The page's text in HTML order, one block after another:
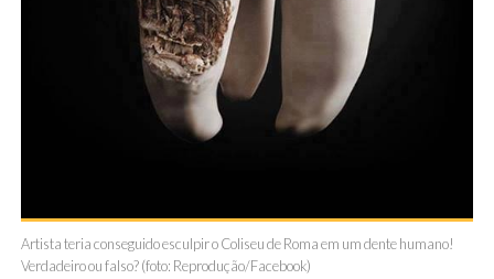
Artista teria conseguido esculpir o Coliseu de Roma em um dente humano!
Verdadeiro ou falso? (foto: Reprodução/Facebook)